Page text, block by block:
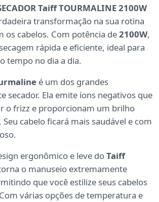
Taiff TOURMALINE 2100W
transformação na sua rotina
os cabelos. Com potência de2100W,
rápida e eficiente, ideal para
tempo no dia a dia.
é um dos grandes
secador. Ela emite íons negativos que
o frizz e proporcionam um brilho
cabelo ficará mais saudável e com
ergonômico e leve doTaiff
o manuseio extremamente
que você estilize seus cabelos
várias opções de temperatura e